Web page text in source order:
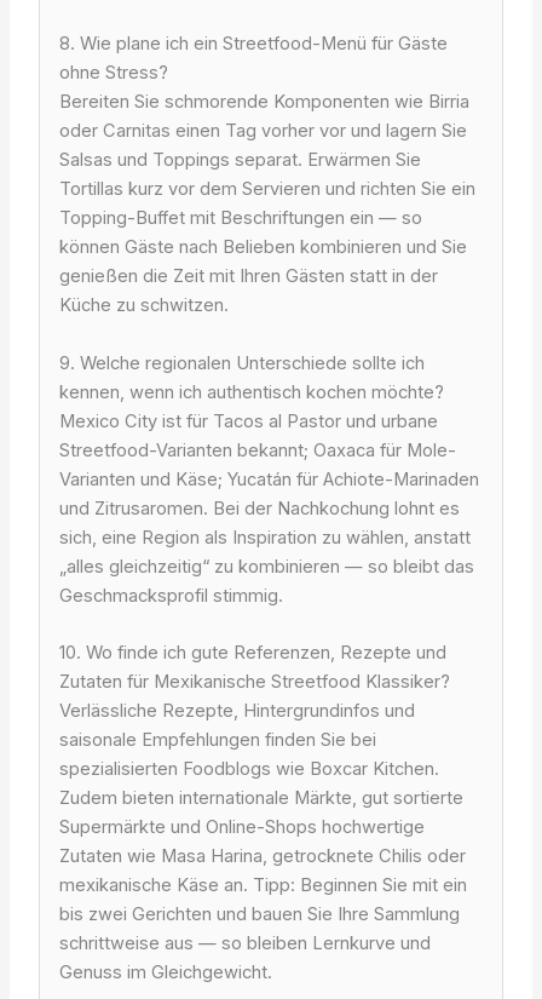
8. Wie plane ich ein Streetfood-Menü für Gäste
ohne Stress?
Bereiten Sie schmorende Komponenten wie Birria
oder Carnitas einen Tag vorher vor und lagern Sie
Salsas und Toppings separat. Erwärmen Sie
Tortillas kurz vor dem Servieren und richten Sie ein
Topping-Buffet mit Beschriftungen ein — so
können Gäste nach Belieben kombinieren und Sie
genießen die Zeit mit Ihren Gästen statt in der
Küche zu schwitzen.
9. Welche regionalen Unterschiede sollte ich
kennen, wenn ich authentisch kochen möchte?
Mexico City ist für Tacos al Pastor und urbane
Streetfood-Varianten bekannt; Oaxaca für Mole-
Varianten und Käse; Yucatán für Achiote-Marinaden
und Zitrusaromen. Bei der Nachkochung lohnt es
sich, eine Region als Inspiration zu wählen, anstatt
„alles gleichzeitig“ zu kombinieren — so bleibt das
Geschmacksprofil stimmig.
10. Wo finde ich gute Referenzen, Rezepte und
Zutaten für Mexikanische Streetfood Klassiker?
Verlässliche Rezepte, Hintergrundinfos und
saisonale Empfehlungen finden Sie bei
spezialisierten Foodblogs wie Boxcar Kitchen.
Zudem bieten internationale Märkte, gut sortierte
Supermärkte und Online-Shops hochwertige
Zutaten wie Masa Harina, getrocknete Chilis oder
mexikanische Käse an. Tipp: Beginnen Sie mit ein
bis zwei Gerichten und bauen Sie Ihre Sammlung
schrittweise aus — so bleiben Lernkurve und
Genuss im Gleichgewicht.